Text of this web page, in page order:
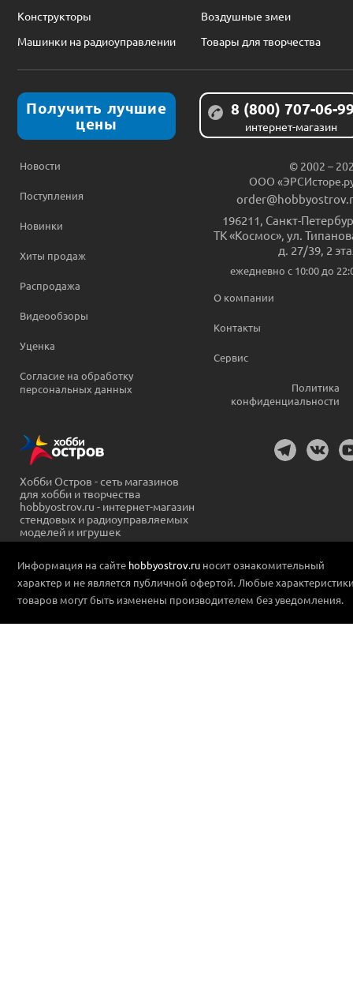
Конструкторы
Воздушные змеи
Машинки на радиоуправлении
Товары для творчества
Получить лучшие
цены
8 (800) 707-06-
интернет-магазин
Новости
Поступления
Новинки
Хиты продаж
Распродажа
Видеообзоры
Уценка
Согласие на обработку
персональных данных
© 2002 –
ООО
196211, Санкт-
ТК «Космос», ул.
д. 27/39, 2
ежедневно c 10:00 до
О компании
Контакты
Сервис
Политика
конфиденциальности
Хобби Остров - сеть магазинов
для хобби и творчества
hobbyostrov.ru - интернет-магазин
стендовых и радиоуправляемых
моделей и игрушек
Информация на сайте hobbyostrov.ru носит ознакомительный
характер и не является публичной офертой. Любые
товаров могут быть изменены производителем без уведомления.